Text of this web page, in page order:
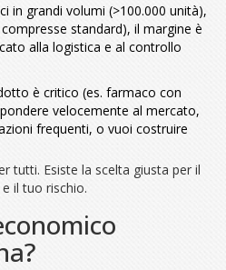
in grandi volumi (>100.000 unità),
standard), il margine è
alla logistica e al controllo
è critico (es. farmaco con
velocemente al mercato,
frequenti, o vuoi costruire
tutti. Esiste la scelta giusta per il
il tuo rischio.